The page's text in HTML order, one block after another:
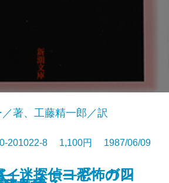
―迷探偵ヨギ ガン
著、工藤精一郎／訳
201022-8 1,100円 1987/06/09
イ・ミー―恐怖の四